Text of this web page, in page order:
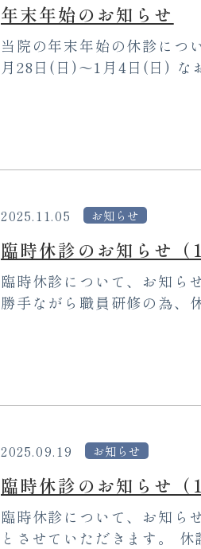
年末年始のお知らせ
当院の年末年始の休診につ
月28日(日)～1月4日(日) な
2025.11.05 お知らせ
臨時休診のお知らせ（
臨時休診について、お知ら
勝手ながら職員研修の為、
2025.09.19 お知らせ
臨時休診のお知らせ（
臨時休診について、お知ら
とさせていただきます。 休